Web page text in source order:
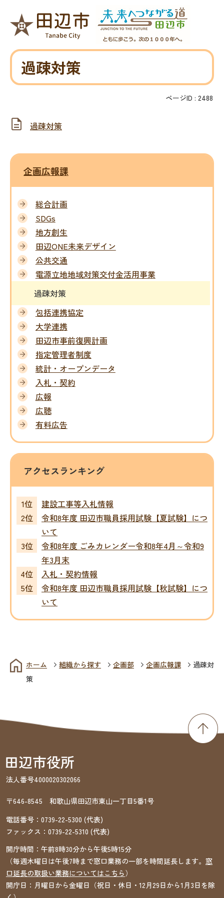
過疎対策
ページID : 2488
過疎対策
企画広報課
総合計画
SDGs
地方創生
田辺ONE未来デザイン
公共交通
電源立地地域対策交付金活用事業
過疎対策
包括連携協定
大学連携
田辺市事前復興計画
指定管理者制度
統計・オープンデータ
入札・契約
広報
広聴
有料広告
アクセスランキング
建設工事等入札情報
令和8年度 田辺市職員採用試験【夏試験】につ
いて
令和8年度 ごみカレンダー令和8年4月～令和9
年3月末
入札・契約情報
令和8年度 田辺市職員採用試験【秋試験】につ
いて
ホーム 組織から探す 企画部 企画広報課
過疎対
策
法人番号4000020302066
〒646-8545 和歌山県田辺市東山一丁目5番1号
電話番号： 0739-22-5300 (代表)
ファックス： 0739-22-5310 (代表)
開庁時間：午前8時30分から午後5時15分
（毎週木曜日は午後7時まで窓口業務の一部を時間延長します。 窓
口延長の取扱い業務についてはこちら）
開庁日：月曜日から金曜日（祝日・休日・12月29日から1月3日を除